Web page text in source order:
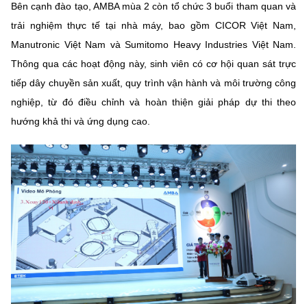
Bên cạnh đào tạo, AMBA mùa 2 còn tổ chức 3 buổi tham quan và
trải nghiệm thực tế tại nhà máy, bao gồm CICOR Việt Nam,
Manutronic Việt Nam và Sumitomo Heavy Industries Việt Nam.
Thông qua các hoạt động này, sinh viên có cơ hội quan sát trực
tiếp dây chuyền sản xuất, quy trình vận hành và môi trường công
nghiệp, từ đó điều chỉnh và hoàn thiện giải pháp dự thi theo
hướng khả thi và ứng dụng cao.